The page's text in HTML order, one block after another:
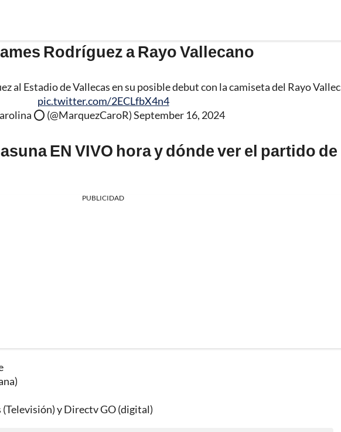
Rodríguez a Rayo Vallecano
al Estadio de Vallecas en su posible debut con la camiseta del Rayo
pic.twitter.com/2ECLfbX4n4
⭕️ (@MarquezCaroR)September 16, 2024
EN VIVO hora y dónde ver el partido de
PUBLICIDAD
y Directv GO (digital)